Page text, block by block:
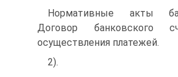
Нормативные акты
Договор банковского
осуществления платежей.
2).